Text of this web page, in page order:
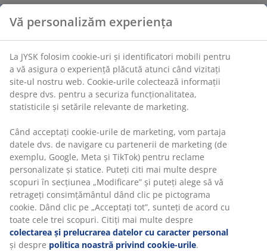
Unitate de stoc: 2785350
Specificații
Recenzii
(2)
Livrare
Vă personalizăm experiența
La JYSK folosim cookie-uri și identificatori mobili pentru
a vă asigura o experiență plăcută atunci când vizitați
site-ul nostru web. Cookie-urile colectează informații
despre dvs. pentru a securiza funcționalitatea,
statisticile și setările relevante de marketing.
Când acceptați cookie-urile de marketing, vom partaja
datele dvs. de navigare cu partenerii de marketing (de
exemplu, Google, Meta și TikTok) pentru reclame
personalizate și statice. Puteți citi mai multe despre
scopuri în secțiunea „Modificare” și puteți alege să vă
retrageți consimțământul dând clic pe pictograma
cookie. Dând clic pe „Acceptați tot”, sunteți de acord cu
toate cele trei scopuri. Citiți mai multe despre
colectarea și prelucrarea datelor cu caracter personal
și despre politica noastră privind cookie-urile.